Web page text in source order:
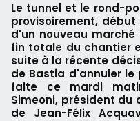
Le tunnel et le rond-
provisoirement,
d'un nouveau
fin totale du chantier
suite à la récente
de Bastia d'annuler
faite ce mardi
Simeoni, président du
de Jean-Félix